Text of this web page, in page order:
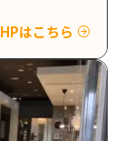
HPはこちら